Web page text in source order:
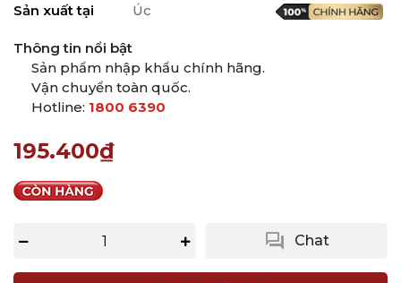
Sản xuất tại
Úc
Thông tin nổi bật
Sản phẩm nhập khẩu chính hãng.
Vận chuyển toàn quốc.
Hotline: 1800 6390
195.400₫
question_answer Chat